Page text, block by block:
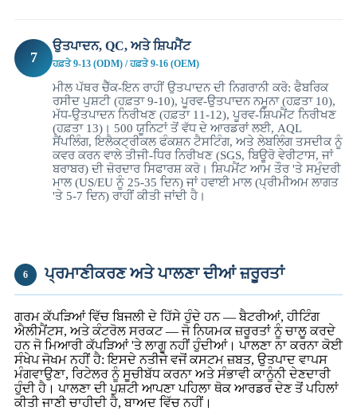
7
ਉਤਪਾਦਨ, QC, ਅਤੇ ਸ਼ਿਪਮੈਂਟ
ਹਫ਼ਤੇ 9-13 (ODM) / ਹਫ਼ਤੇ 9-16 (OEM)
ਮੀਲ ਪੱਥਰ ਚੈੱਕ-ਇਨ ਰਾਹੀਂ ਉਤਪਾਦਨ ਦੀ ਨਿਗਰਾਨੀ ਕਰੋ: ਫੈਬਰਿਕ
ਰਸੀਦ ਪੁਸ਼ਟੀ (ਹਫ਼ਤਾ 9-10), ਪੂਰਵ-ਉਤਪਾਦਨ ਨਮੂਨਾ (ਹਫ਼ਤਾ 10),
ਮੱਧ-ਉਤਪਾਦਨ ਨਿਰੀਖਣ (ਹਫ਼ਤਾ 11-12), ਪੂਰਵ-ਸ਼ਿਪਮੈਂਟ ਨਿਰੀਖਣ
(ਹਫ਼ਤਾ 13)। 500 ਯੂਨਿਟਾਂ ਤੋਂ ਵੱਧ ਦੇ ਆਰਡਰਾਂ ਲਈ, AQL
ਸੈਂਪਲਿੰਗ, ਇਲੈਕਟ੍ਰੀਕਲ ਫੰਕਸ਼ਨ ਟੈਸਟਿੰਗ, ਅਤੇ ਲੇਬਲਿੰਗ ਤਸਦੀਕ ਨੂੰ
ਕਵਰ ਕਰਨ ਵਾਲੇ ਤੀਜੀ-ਧਿਰ ਨਿਰੀਖਣ (SGS, ਬਿਊਰੋ ਵੇਰੀਟਾਸ, ਜਾਂ
ਬਰਾਬਰ) ਦੀ ਜ਼ੋਰਦਾਰ ਸਿਫਾਰਸ਼ ਕਰੋ। ਸ਼ਿਪਮੈਂਟ ਆਮ ਤੌਰ 'ਤੇ ਸਮੁੰਦਰੀ
ਮਾਲ (US/EU ਨੂੰ 25-35 ਦਿਨ) ਜਾਂ ਹਵਾਈ ਮਾਲ (ਪ੍ਰੀਮੀਅਮ ਲਾਗਤ
'ਤੇ 5-7 ਦਿਨ) ਰਾਹੀਂ ਕੀਤੀ ਜਾਂਦੀ ਹੈ।
6 ਪ੍ਰਮਾਣੀਕਰਣ ਅਤੇ ਪਾਲਣਾ ਦੀਆਂ ਜ਼ਰੂਰਤਾਂ
ਗਰਮ ਕੱਪੜਿਆਂ ਵਿੱਚ ਬਿਜਲੀ ਦੇ ਹਿੱਸੇ ਹੁੰਦੇ ਹਨ — ਬੈਟਰੀਆਂ, ਹੀਟਿੰਗ
ਐਲੀਮੈਂਟਸ, ਅਤੇ ਕੰਟਰੋਲ ਸਰਕਟ — ਜੋ ਨਿਯਮਕ ਜ਼ਰੂਰਤਾਂ ਨੂੰ ਚਾਲੂ ਕਰਦੇ
ਹਨ ਜੋ ਮਿਆਰੀ ਕੱਪੜਿਆਂ 'ਤੇ ਲਾਗੂ ਨਹੀਂ ਹੁੰਦੀਆਂ। ਪਾਲਣਾ ਨਾ ਕਰਨਾ ਕੋਈ
ਸੰਖੇਪ ਜੋਖਮ ਨਹੀਂ ਹੈ: ਇਸਦੇ ਨਤੀਜੇ ਵਜੋਂ ਕਸਟਮ ਜ਼ਬਤ, ਉਤਪਾਦ ਵਾਪਸ
ਮੰਗਵਾਉਣਾ, ਰਿਟੇਲਰ ਨੂੰ ਸੂਚੀਬੱਧ ਕਰਨਾ ਅਤੇ ਸੰਭਾਵੀ ਕਾਨੂੰਨੀ ਦੇਣਦਾਰੀ
ਹੁੰਦੀ ਹੈ। ਪਾਲਣਾ ਦੀ ਪੁਸ਼ਟੀ ਆਪਣਾ ਪਹਿਲਾ ਥੋਕ ਆਰਡਰ ਦੇਣ ਤੋਂ ਪਹਿਲਾਂ
ਕੀਤੀ ਜਾਣੀ ਚਾਹੀਦੀ ਹੈ, ਬਾਅਦ ਵਿੱਚ ਨਹੀਂ।